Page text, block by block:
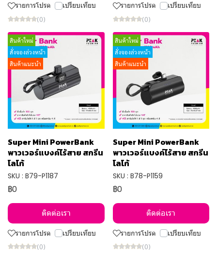
รายการโปรด เปรียบเทียบ
(0)
รายการโปรด เปรียบเทียบ
(0)
สินค้าใหม่
สั่งจองล่วงหน้า
สินค้าแนะนำ
Super Mini PowerBank
พาวเวอร์แบงค์ไร้สาย สกรีน
โลโก้
SKU : B79-P1187
฿0
ติดต่อเรา
รายการโปรด เปรียบเทียบ
(0)
สินค้าใหม่
สั่งจองล่วงหน้า
สินค้าแนะนำ
Super Mini PowerBank
พาวเวอร์แบงค์ไร้สาย สกรีน
โลโก้
SKU : B78-P1159
฿0
ติดต่อเรา
รายการโปรด เปรียบเทียบ
(0)